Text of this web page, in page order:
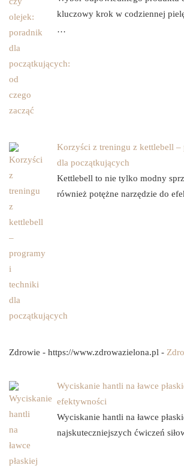
kluczowy krok w codziennej
…
Korzyści z treningu z kettlebell
dla początkujących
Kettlebell to nie tylko modny
również potężne narzędzie do
Zdrowie - https://www.zdrowazielona.pl -
Wyciskanie hantli na ławce
efektywności
Wyciskanie hantli na ławce
najskuteczniejszych ćwiczeń